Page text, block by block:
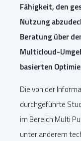
Fähigkeit, den
Nutzung
Beratung über
Multicloud-
basierten
Die von der
durchgeführte
im Bereich Multi
unter anderem